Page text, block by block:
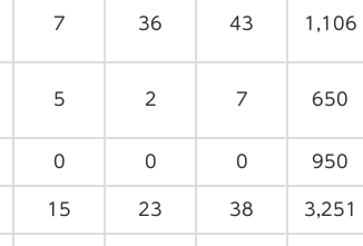
7 36 43 1,106
5 2 7 650
0 0 0 950
15 23 38 3,251